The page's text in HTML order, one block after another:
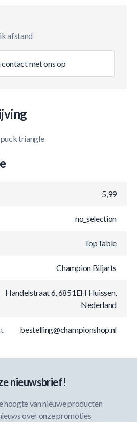
afstand
contact met ons op
triangle
5,99
no_selection
TopTable
Champion Biljarts
Handelstraat 6, 6851EH Huissen,
Nederland
bestelling@championshop.nl
nieuwsbrief!
hoogte van nieuwe producten
over onze promoties